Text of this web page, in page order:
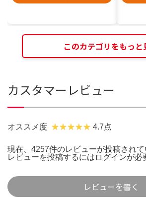
このカテゴリをもっと
カスタマーレビュー
オススメ度 4.7点
現在、4257件のレビューが投稿されて
レビューを投稿するには ログインが必
レビューを書く